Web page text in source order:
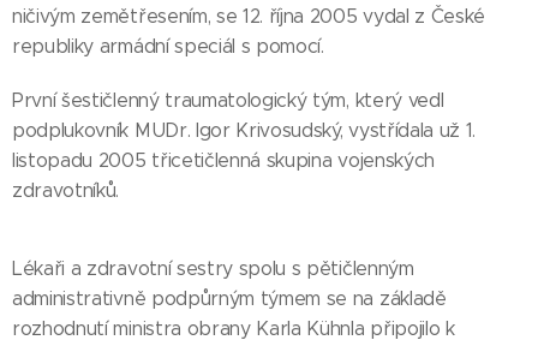
ničivým zemětřesením, se 12. října 2005 vydal z České
republiky armádní speciál s pomocí.
První šestičlenný traumatologický tým, který vedl
podplukovník MUDr. Igor Krivosudský, vystřídala už 1.
listopadu 2005 třicetičlenná skupina vojenských
zdravotníků.
Lékaři a zdravotní sestry spolu s pětičlenným
administrativně podpůrným týmem se na základě
rozhodnutí ministra obrany Karla Kühnla připojilo k